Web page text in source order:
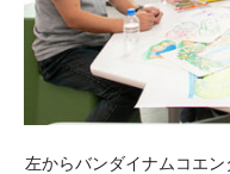
左からバンダイナムコエ